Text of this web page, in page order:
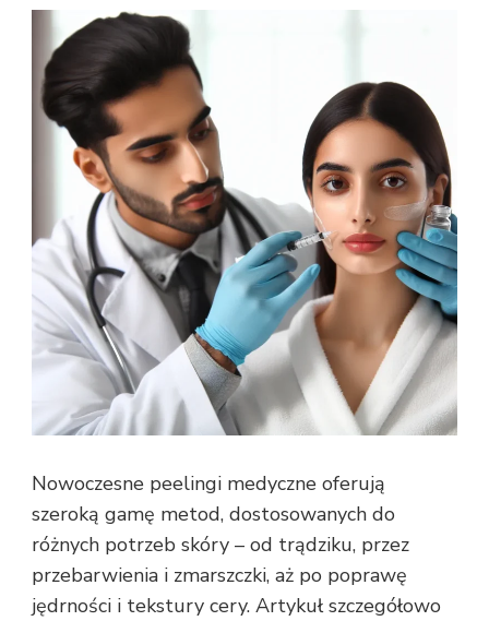
Nowoczesne peelingi medyczne oferują
szeroką gamę metod, dostosowanych do
różnych potrzeb skóry – od trądziku, przez
przebarwienia i zmarszczki, aż po poprawę
jędrności i tekstury cery. Artykuł szczegółowo